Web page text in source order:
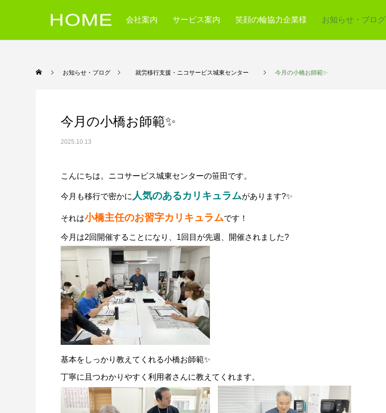
会社案内 サービス案内 笑顔の輪協力企業様 お知らせ・ブログ
お知らせ・ブログ 就労移行支援・ニコサービス城東センター 今月の小橋お師範✨
今月の小橋お師範✨
2025.10.13
こんにちは。ニコサービス城東センターの笹田です。
今月も移行で密かに 人気のあるカリキュラムがあります?✨
それは小橋主任のお習字カリキュラムです！
今月は2回開催することになり、1回目が先週、開催されました?
基本をしっかり教えてくれる小橋お師範✨
丁寧に且つわかりやすく利用者さんに教えてくれます。